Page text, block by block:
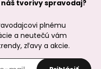
Minerálne koráliky
Achát Botswana
6mm
tvorivy spravodaj?
plnému
a neutečú vám
zľavy a akcie.